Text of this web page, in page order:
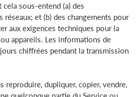
sous-entend (a) des
réseaux; et (b) des changements pour
aux exigences techniques pour la
appareils. Les informations de
chiffrées pendant la transmission
reproduire, dupliquer, copier, vendre,